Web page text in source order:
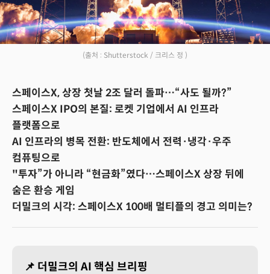
(출처 : Shutterstock / 크리스 정 )
스페이스X, 상장 첫날 2조 달러 돌파…“사도 될까?”
스페이스X IPO의 본질: 로켓 기업에서 AI 인프라
플랫폼으로
AI 인프라의 병목 전환: 반도체에서 전력·냉각·우주
컴퓨팅으로
"투자”가 아니라 “현금화”였다…스페이스X 상장 뒤에
숨은 환승 게임
더밀크의 시각: 스페이스X 100배 멀티플의 경고 의미는?
📌 더밀크의 AI 핵심 브리핑